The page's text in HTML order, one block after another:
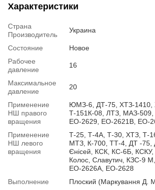
Характеристики
Страна
Производитель
Украина
Состояние
Новое
Рабочее
давление
16
Максимальное
давление
20
Применение
НШ правого
вращения
ЮМЗ-6, ДТ-75, ХТЗ-1410,
Т-151К-08, ЛТЗ, МАЗ-509,
ЕО-2629, ЕО-2621В, ЕО-
Применение
НШ левого
вращения
Т-25, Т-4А, Т-30, ХТЗ, Т-
МТЗ, К-700, ТТ-4, ДТ -75,
Єнісей, КСК, КС-6Б, КСКУ,
Колос, Славутич, КЗС-9
ЕО-2626А, ЕО-2628
Выполнение
Плоский (Маркування Д.